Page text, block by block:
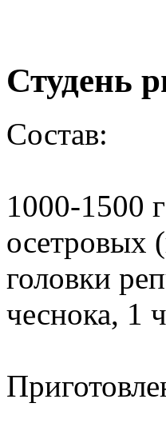
Студень
Состав:
1000-1500
осетровых
головки
чеснока, 1